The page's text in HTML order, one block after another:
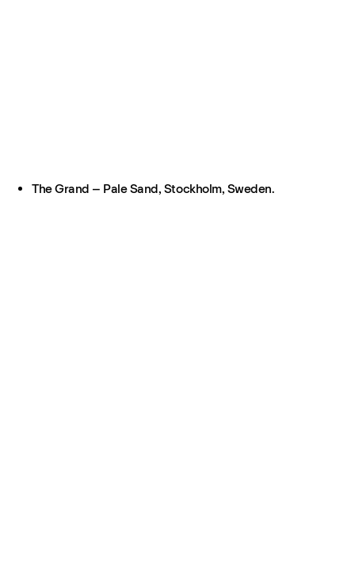
The Grand – Pale Sand, Stockholm, Sweden.